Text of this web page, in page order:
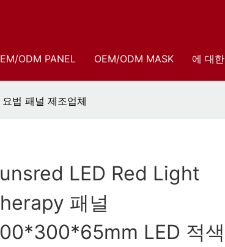
ODM PANEL OEM/ODM MASK 에 대한
법 패널 제조업체
LED Red Light
패널
LED 적색